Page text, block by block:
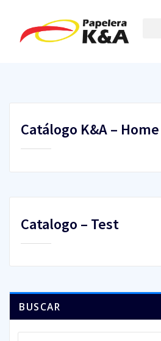
Catálogo K&A – Home
Catalogo – Test
BUSCAR